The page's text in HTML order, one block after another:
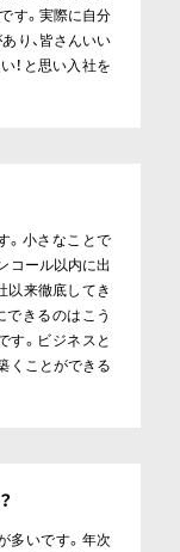
す。実際に自分
り、皆さんいい
！と思い入社を
。小さなことで
コール以内に出
以来徹底してき
できるのはこう
す。ビジネスと
くことができる
多いです。年次